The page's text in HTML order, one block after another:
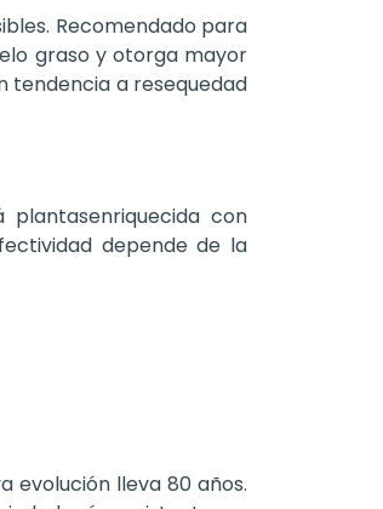
Recomendado para
graso y otorga mayor
tendencia a resequedad
con
depende de la
evolución lleva 80 años.